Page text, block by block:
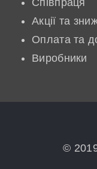
Співпраця
Акції та
Оплата та
Виробники
©